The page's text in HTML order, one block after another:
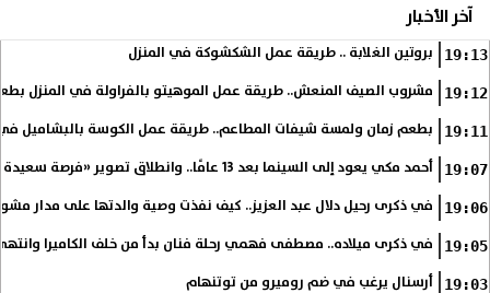
آخر الأخبار
19:13 بروتين الغلابة .. طريقة عمل الشكشوكة في المنزل
19:12 مشروب الصيف المنعش.. طريقة عمل الموهيتو بالفراولة في المنزل
19:11 بطعم زمان ولمسة شيفات المطاعم.. طريقة عمل الكوسة بالبشاميل
19:07 أحمد مكي يعود إلى السينما بعد 13 عامًا.. وانطلاق تصوير «فرصة سعيدة»
19:06 في ذكرى رحيل دلال عبد العزيز.. كيف نفذت وصية والدتها على مدار
19:05 في ذكرى ميلاده.. مصطفى فهمي رحلة فنان بدأ من خلف الكاميرا وانتهى
19:03 أرسنال يرغب في ضم روميرو من توتنهام